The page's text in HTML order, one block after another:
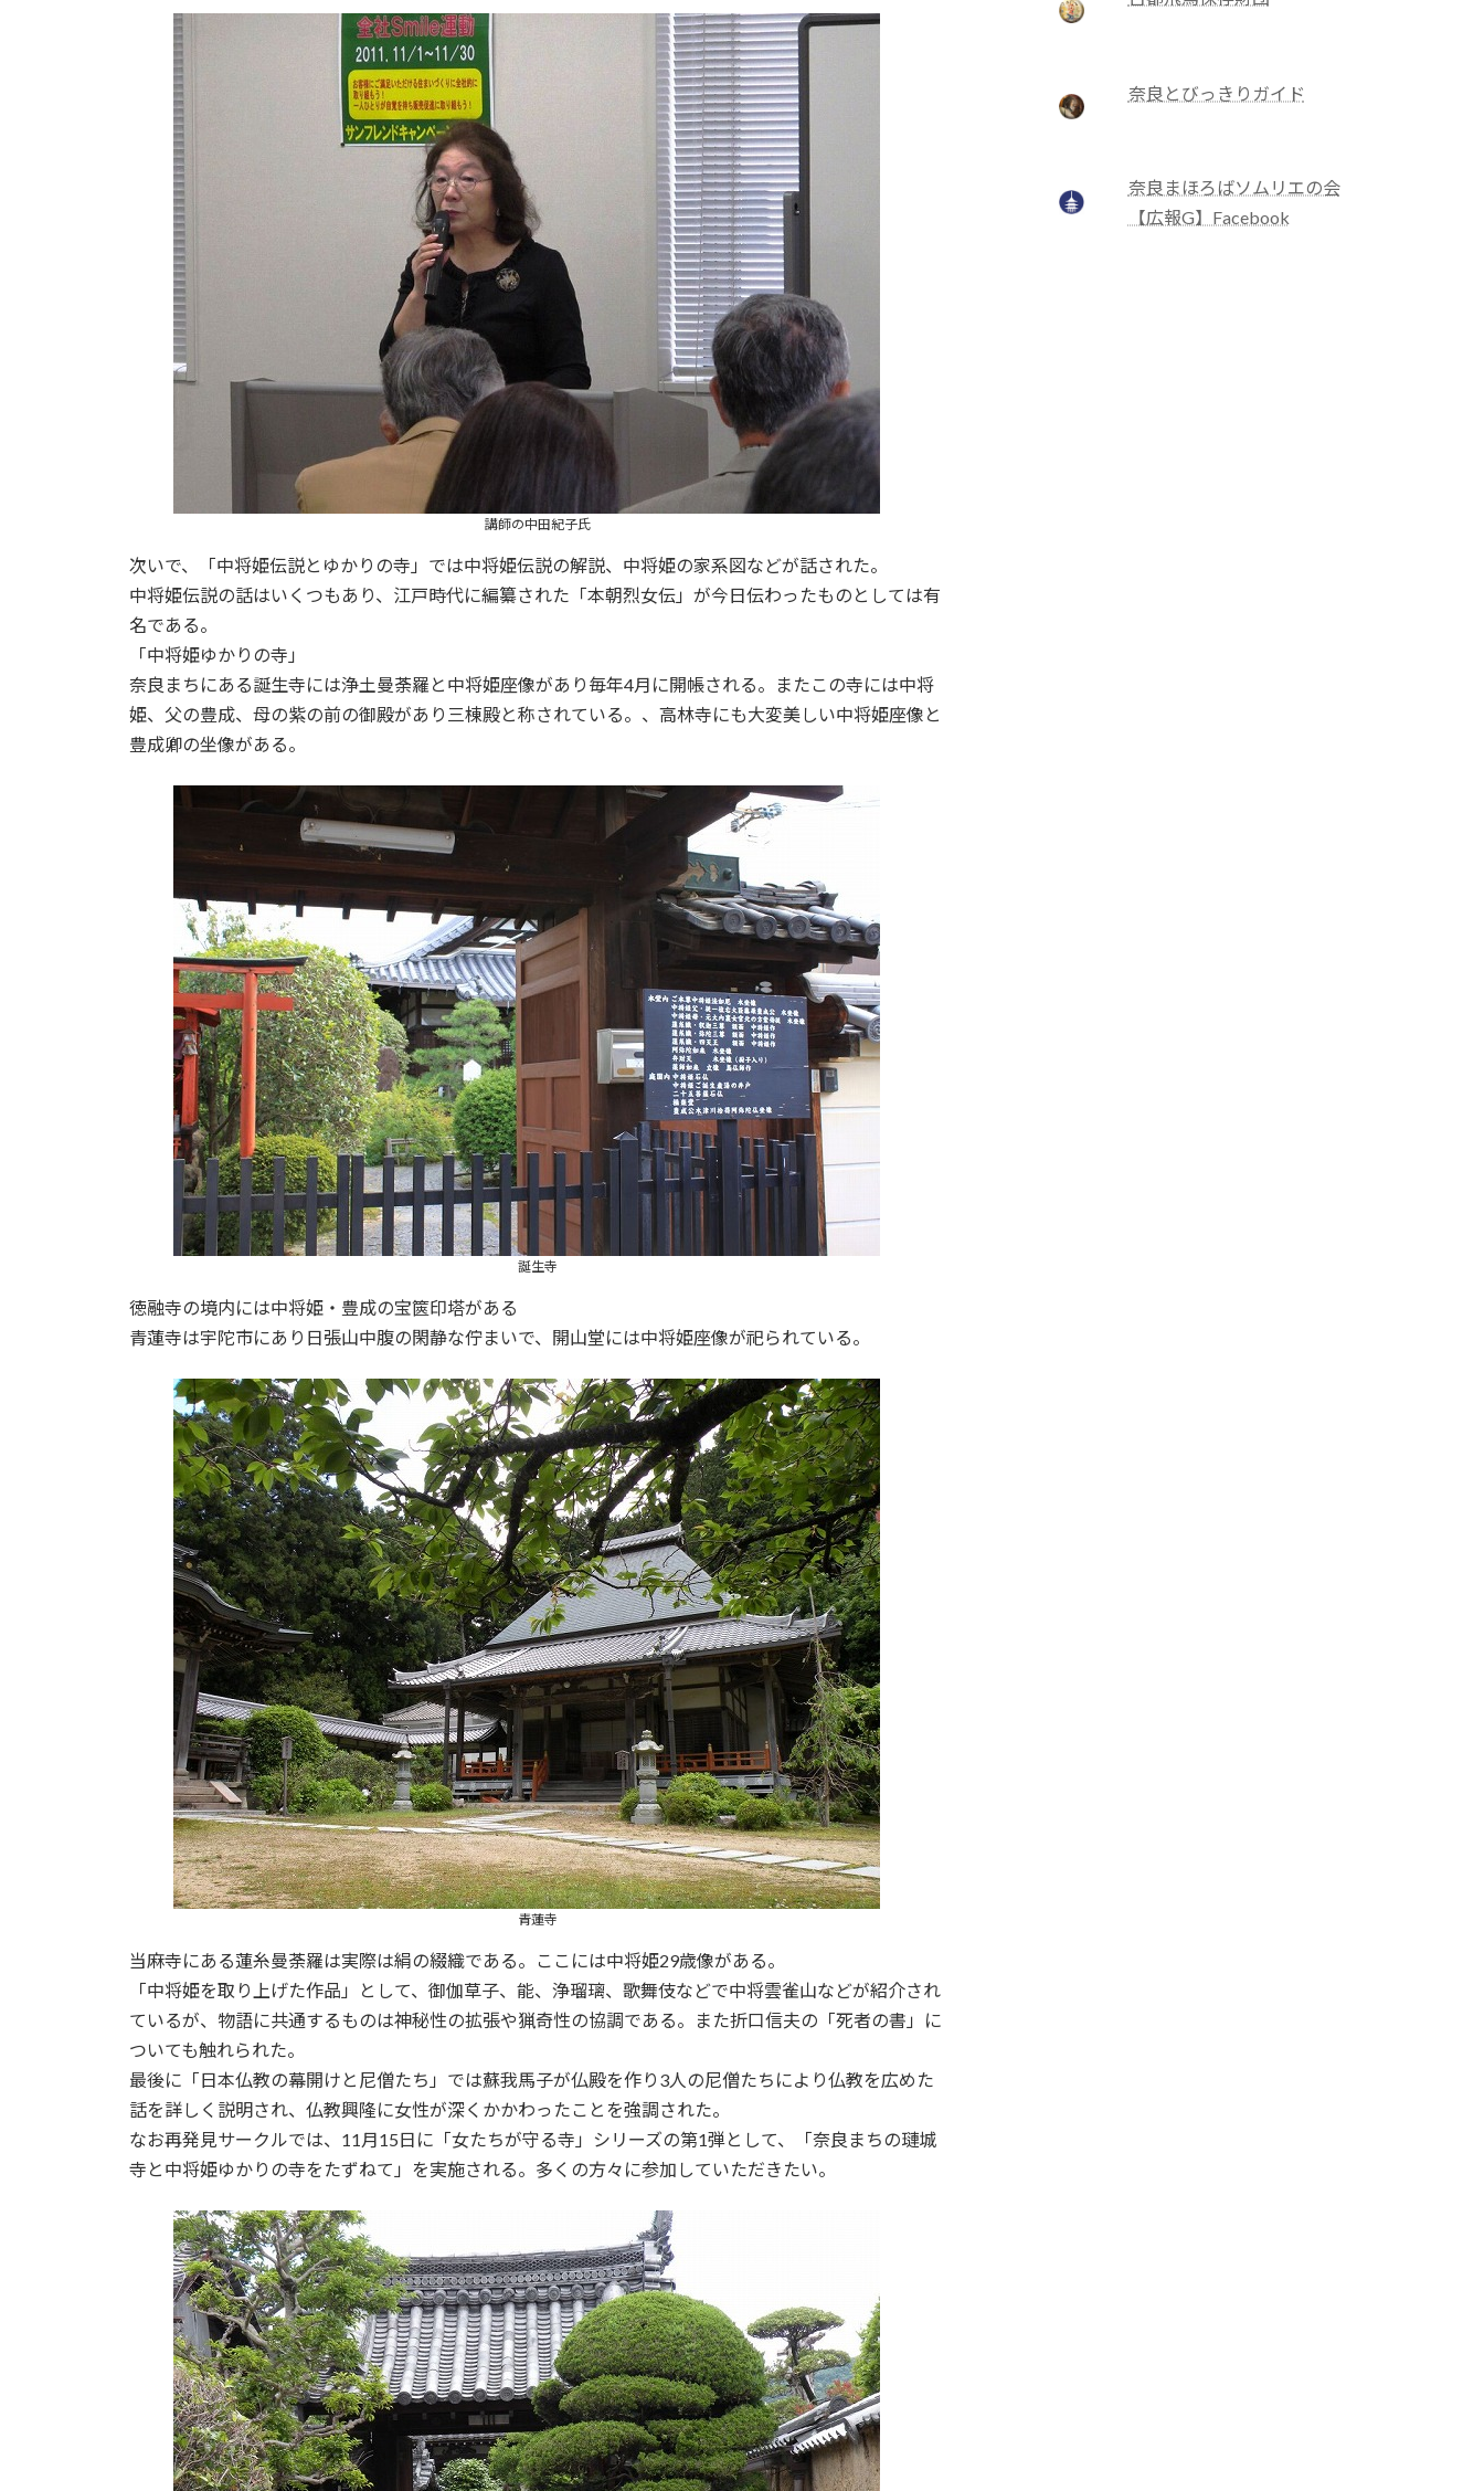
講師の中田紀子氏
次いで、「中将姫伝説とゆかりの寺」では中将姫伝説の解説、中将姫の家系図などが話された。
中将姫伝説の話はいくつもあり、江戸時代に編纂された「本朝烈女伝」が今日伝わったものとしては有
名である。
「中将姫ゆかりの寺」
奈良まちにある誕生寺には浄土曼荼羅と中将姫座像があり毎年4月に開帳される。またこの寺には中将
姫、父の豊成、母の紫の前の御殿があり三棟殿と称されている。、高林寺にも大変美しい中将姫座像と
豊成卿の坐像がある。
誕生寺
徳融寺の境内には中将姫・豊成の宝篋印塔がある
青蓮寺は宇陀市にあり日張山中腹の閑静な佇まいで、開山堂には中将姫座像が祀られている。
青蓮寺
当麻寺にある蓮糸曼荼羅は実際は絹の綴織である。ここには中将姫29歳像がある。
「中将姫を取り上げた作品」として、御伽草子、能、浄瑠璃、歌舞伎などで中将雲雀山などが紹介され
ているが、物語に共通するものは神秘性の拡張や猟奇性の協調である。また折口信夫の「死者の書」に
ついても触れられた。
最後に「日本仏教の幕開けと尼僧たち」では蘇我馬子が仏殿を作り3人の尼僧たちにより仏教を広めた
話を詳しく説明され、仏教興隆に女性が深くかかわったことを強調された。
なお再発見サークルでは、11月15日に「女たちが守る寺」シリーズの第1弾として、「奈良まちの璉城
寺と中将姫ゆかりの寺をたずねて」を実施される。多くの方々に参加していただきたい。
奈良とびっきりガイド
奈良まほろばソムリエの会
【広報G】Facebook